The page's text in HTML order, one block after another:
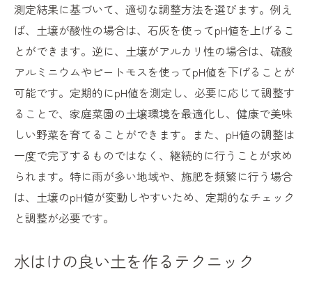
測定結果に基づいて、適切な調整方法を選びます。例え
ば、土壌が酸性の場合は、石灰を使ってpH値を上げるこ
とができます。逆に、土壌がアルカリ性の場合は、硫酸
アルミニウムやピートモスを使ってpH値を下げることが
可能です。定期的にpH値を測定し、必要に応じて調整す
ることで、家庭菜園の土壌環境を最適化し、健康で美味
しい野菜を育てることができます。また、pH値の調整は
一度で完了するものではなく、継続的に行うことが求め
られます。特に雨が多い地域や、施肥を頻繁に行う場合
は、土壌のpH値が変動しやすいため、定期的なチェック
と調整が必要です。
水はけの良い土を作るテクニック